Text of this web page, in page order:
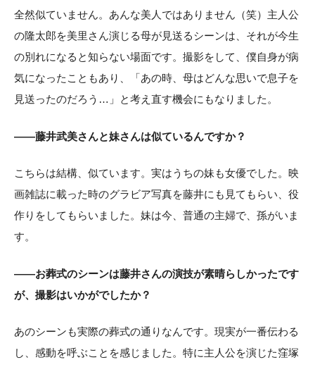
全然似ていません。あんな美人ではありません（笑）主人公
の隆太郎を美里さん演じる母が見送るシーンは、それが今生
の別れになると知らない場面です。撮影をして、僕自身が病
気になったこともあり、「あの時、母はどんな思いで息子を
見送ったのだろう…」と考え直す機会にもなりました。
——藤井武美さんと妹さんは似ているんですか？
こちらは結構、似ています。実はうちの妹も女優でした。映
画雑誌に載った時のグラビア写真を藤井にも見てもらい、役
作りをしてもらいました。妹は今、普通の主婦で、孫がいま
す。
——お葬式のシーンは藤井さんの演技が素晴らしかったです
が、撮影はいかがでしたか？
あのシーンも実際の葬式の通りなんです。現実が一番伝わる
し、感動を呼ぶことを感じました。特に主人公を演じた窪塚